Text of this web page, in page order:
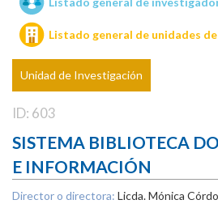
Unidades de investigación
Listado general de unidades
Unidad de Investigación
ID: 603
SISTEMA BIBLIOTECA
E INFORMACIÓN
Director o directora: Licda. Mónica